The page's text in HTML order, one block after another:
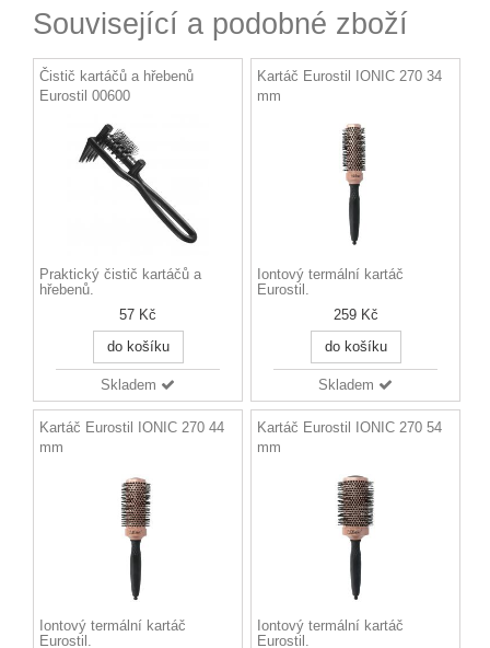
Související a podobné zboží
Čistič kartáčů a hřebenů
Eurostil 00600
Praktický čistič kartáčů a
hřebenů.
57 Kč
do košíku
Skladem
Kartáč Eurostil IONIC 270 34
mm
Iontový termální kartáč
Eurostil.
259 Kč
do košíku
Skladem
Kartáč Eurostil IONIC 270 44
mm
Iontový termální kartáč
Eurostil.
Kartáč Eurostil IONIC 270 54
mm
Iontový termální kartáč
Eurostil.